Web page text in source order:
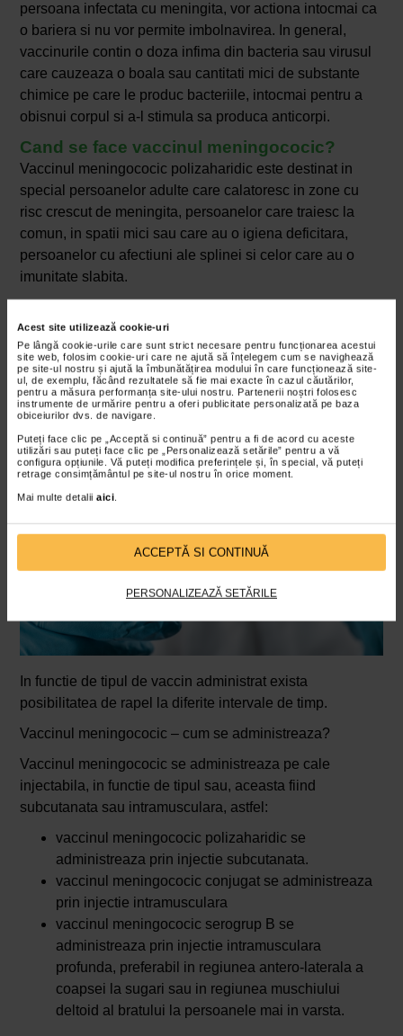
Acest site utilizează cookie-uri
Pe lângă cookie-urile care sunt strict necesare pentru funcționarea acestui
site web, folosim cookie-uri care ne ajută să înțelegem cum se navighează
pe site-ul nostru și ajută la îmbunătățirea modului în care funcționează site-
ul, de exemplu, făcând rezultatele să fie mai exacte în cazul căutărilor,
pentru a măsura performanța site-ului nostru. Partenerii noștri folosesc
instrumente de urmărire pentru a oferi publicitate personalizată pe baza
obiceiurilor dvs. de navigare.
Puteți face clic pe „Acceptă si continuă” pentru a fi de acord cu aceste
utilizări sau puteți face clic pe „Personalizează setările” pentru a vă
configura opțiunile. Vă puteți modifica preferințele și, în special, vă puteți
retrage consimțământul pe site-ul nostru în orice moment.
Mai multe detalii aici.
ACCEPTĂ SI CONTINUĂ
PERSONALIZEAZĂ SETĂRILE
persoana infectata cu meningita, vor actiona intocmai ca
o bariera si nu vor permite imbolnavirea. In general,
vaccinurile contin o doza infima din bacteria sau virusul
care cauzeaza o boala sau cantitati mici de substante
chimice pe care le produc bacteriile, intocmai pentru a
obisnui corpul si a-l stimula sa produca anticorpi.
Cand se face vaccinul meningococic?
Vaccinul meningococic polizaharidic este destinat in
special persoanelor adulte care calatoresc in zone cu
risc crescut de meningita, persoanelor care traiesc la
comun, in spatii mici sau care au o igiena deficitara,
persoanelor cu afectiuni ale splinei si celor care au o
imunitate slabita.
administrat inca de la varsta de 2 luni. Pentru eficienta
sporita impotriva meningitei, la copii se pot combina cele
doua tipuri de vaccin, vaccinul meningococic conjugat si
vaccinul meningococic serogrup B.
In functie de tipul de vaccin administrat exista
posibilitatea de rapel la diferite intervale de timp.
Vaccinul meningococic – cum se administreaza?
Vaccinul meningococic se administreaza pe cale
injectabila, in functie de tipul sau, aceasta fiind
subcutanata sau intramusculara, astfel:
vaccinul meningococic polizaharidic se
administreaza prin injectie subcutanata.
vaccinul meningococic conjugat se administreaza
prin injectie intramusculara
vaccinul meningococic serogrup B se
administreaza prin injectie intramusculara
profunda, preferabil in regiunea antero-laterala a
coapsei la sugari sau in regiunea muschiului
deltoid al bratului la persoanele mai in varsta.